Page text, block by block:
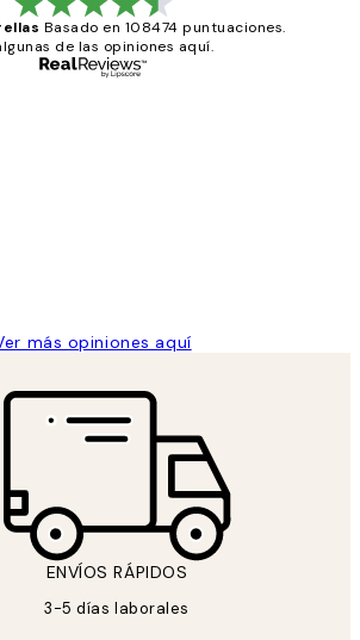
Basado en 108474 puntuaciones.
de las opiniones aquí.
más opiniones aquí
ENVÍOS RÁPIDOS
3-5 días laborales